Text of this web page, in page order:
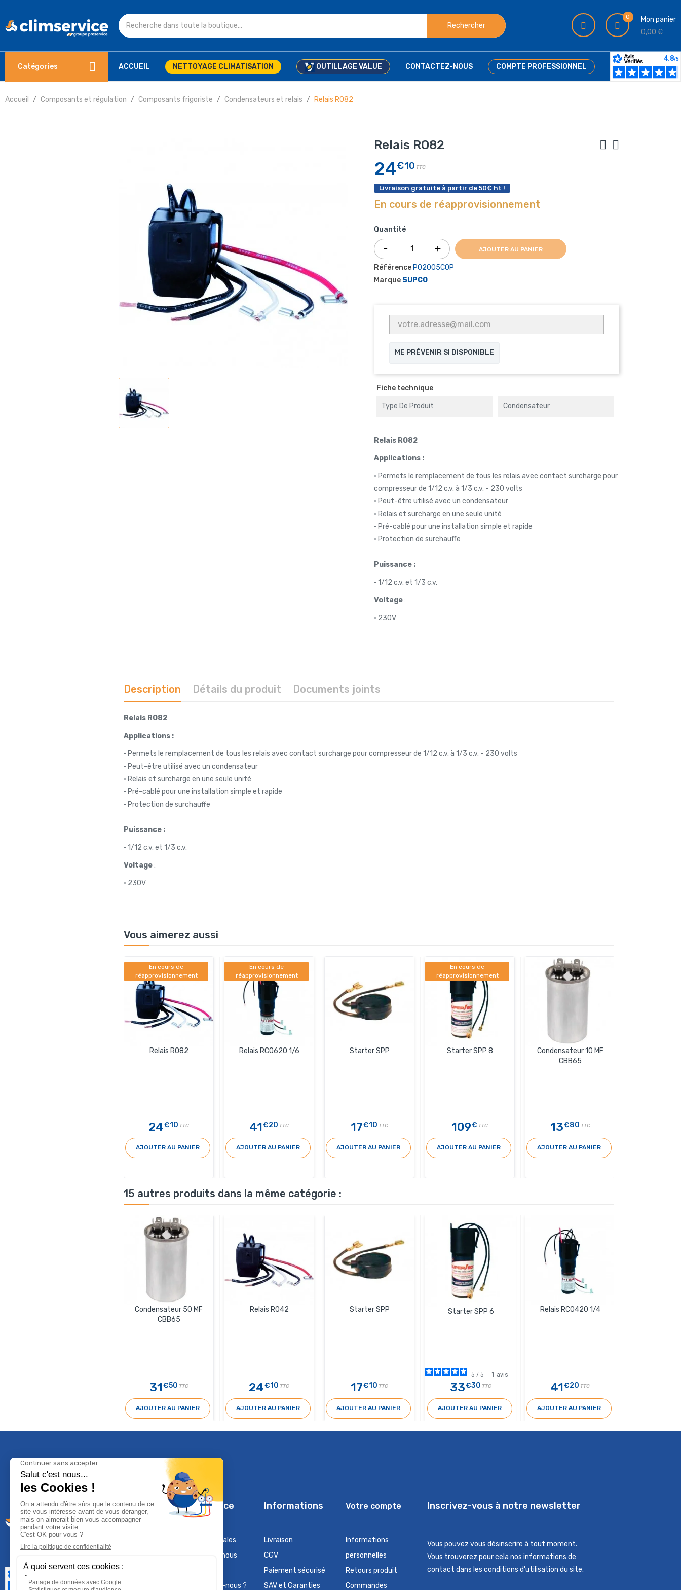
Rechercher
0
Mon panier
0,00 €
Catégories ACCUEIL NETTOYAGE CLIMATISATION OUTILLAGE VALUE CONTACTEZ-NOUS COMPTE PROFESSIONNEL
Accueil Composants et régulation Composants frigoriste Condensateurs et relais Relais RO82
Relais RO82
24€10 TTC
Livraison gratuite à partir de 50€ ht !
En cours de réapprovisionnement
Quantité
AJOUTER AU PANIER
Référence P02005COP
Marque SUPCO
ME PRÉVENIR SI DISPONIBLE
Fiche technique
Type De Produit Condensateur
Relais RO82
Applications :
• Permets le remplacement de tous les relais avec contact surcharge pour
compresseur de 1/12 c.v. à 1/3 c.v. - 230 volts
• Peut-être utilisé avec un condensateur
• Relais et surcharge en une seule unité
• Pré-cablé pour une installation simple et rapide
• Protection de surchauffe
Puissance :
• 1/12 c.v. et 1/3 c.v.
Voltage:
• 230V
Description Détails du produit Documents joints
Relais RO82
Applications :
• Permets le remplacement de tous les relais avec contact surcharge pour compresseur de 1/12 c.v. à 1/3 c.v. - 230 volts
• Peut-être utilisé avec un condensateur
• Relais et surcharge en une seule unité
• Pré-cablé pour une installation simple et rapide
• Protection de surchauffe
Puissance :
• 1/12 c.v. et 1/3 c.v.
Voltage:
• 230V
Vous aimerez aussi
En cours de
réapprovisionnement
Relais RO82
24€10 TTC
AJOUTER AU PANIER
En cours de
réapprovisionnement
Relais RCO620 1/6
41€20 TTC
AJOUTER AU PANIER
Starter SPP
17€10 TTC
AJOUTER AU PANIER
En cours de
réapprovisionnement
Starter SPP 8
109€ TTC
AJOUTER AU PANIER
Condensateur 10 MF
CBB65
13€80 TTC
AJOUTER AU PANIER
15 autres produits dans la même catégorie :
Condensateur 50 MF
CBB65
31€50 TTC
AJOUTER AU PANIER
Relais RO42
24€10 TTC
AJOUTER AU PANIER
Starter SPP
17€10 TTC
AJOUTER AU PANIER
Starter SPP 6
5 / 5 - 1 avis
33€30 TTC
AJOUTER AU PANIER
Relais RCO420 1/4
41€20 TTC
AJOUTER AU PANIER
Climservice
Mentions légales
Contactez-nous
Qui sommes-nous ?
Informations
Livraison
CGV
Paiement sécurisé
SAV et Garanties
Votre compte
Informations
personnelles
Retours produit
Commandes
Inscrivez-vous à notre newsletter
Vous pouvez vous désinscrire à tout moment.
Vous trouverez pour cela nos informations de
contact dans les conditions d'utilisation du site.